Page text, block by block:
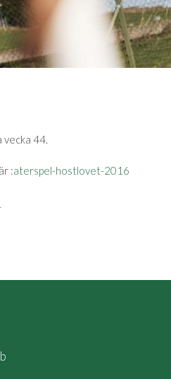
vecka 44.
:aterspel-hostlovet-2016